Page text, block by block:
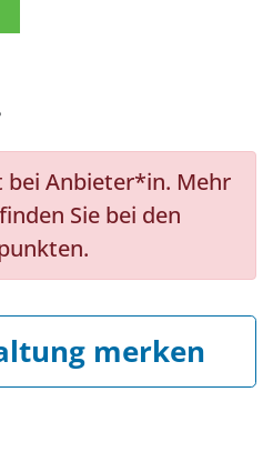
Anbieter*in. Mehr
Sie bei den
merken